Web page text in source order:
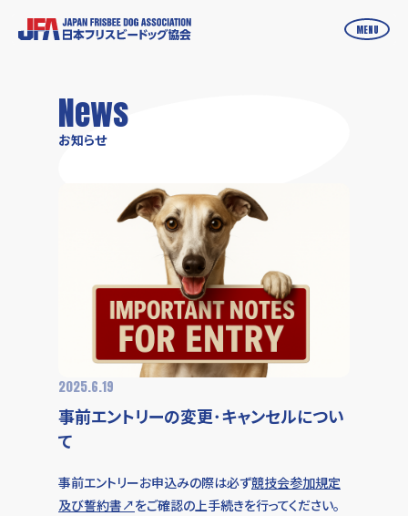
MENU
お知らせ
年間スケジュール
競技ルール・参加費
JFAアーカイブ
オンラインショップ
会員限定ショップ
犬のしつけ方学校
JFA統括本部 JFA統括本部
News
お知らせ
2025.6.19
事前エントリーの変更･キャンセルについ
て
事前エントリーお申込みの際は必ず競技会参加規定
及び誓約書↗をご確認の上手続きを行ってください。